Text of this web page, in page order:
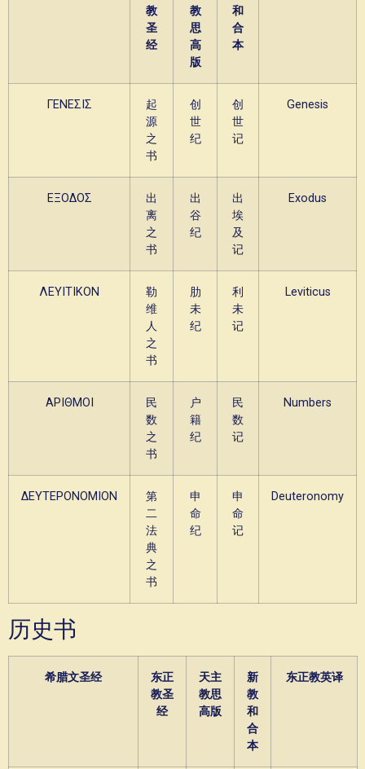
教
圣
经
教
思
高
版
和
合
本
ΓΕΝΕΣΙΣ
起
源
之
书
创
世
纪
创
世
记
Genesis
ΕΞΟΔΟΣ
出
离
之
书
出
谷
纪
出
埃
及
记
Exodus
ΛΕΥΙΤΙΚΟΝ
勒
维
人
之
书
肋
未
纪
利
未
记
Leviticus
ΑΡΙΘΜΟΙ
民
数
之
书
户
籍
纪
民
数
记
Numbers
ΔΕΥΤΕΡΟΝΟΜΙΟΝ
第
二
法
典
之
书
申
命
纪
申
命
记
Deuteronomy
历史书
希腊文圣经
东正
教圣
经
天主
教思
高版
新
教
和
合
本
东正教英译